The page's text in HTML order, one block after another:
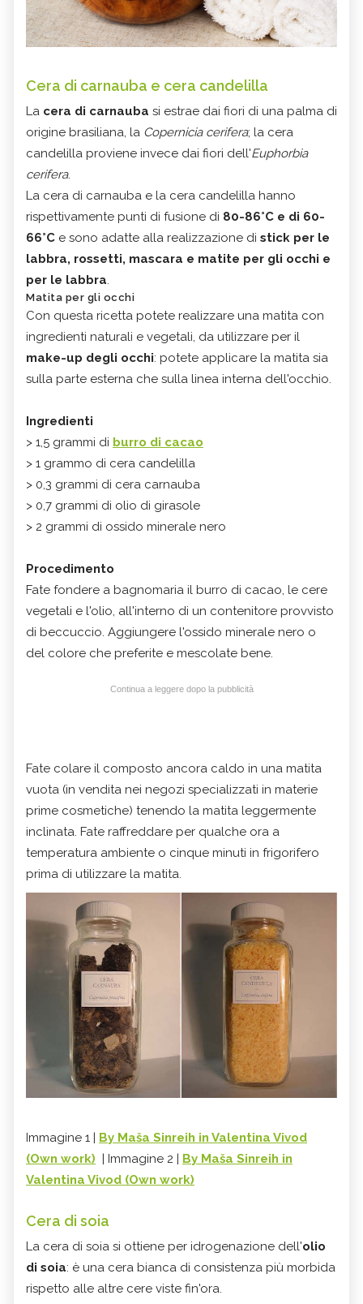
Cera di carnauba e cera candelilla
La cera di carnauba si estrae dai fiori di una palma di
origine brasiliana, la Copernicia cerifera; la cera
candelilla proviene invece dai fiori dell'Euphorbia
cerifera.
La cera di carnauba e la cera candelilla hanno
rispettivamente punti di fusione di 80-86°C e di 60-
66°C e sono adatte alla realizzazione di stick per le
labbra, rossetti, mascara e matite per gli occhi e
per le labbra.
Matita per gli occhi
Con questa ricetta potete realizzare una matita con
ingredienti naturali e vegetali, da utilizzare per il
make-up degli occhi: potete applicare la matita sia
sulla parte esterna che sulla linea interna dell'occhio.
Ingredienti
> 1,5 grammi di burro di cacao
> 1 grammo di cera candelilla
> 0,3 grammi di cera carnauba
> 0,7 grammi di olio di girasole
> 2 grammi di ossido minerale nero
Procedimento
Fate fondere a bagnomaria il burro di cacao, le cere
vegetali e l'olio, all'interno di un contenitore provvisto
di beccuccio. Aggiungere l'ossido minerale nero o
del colore che preferite e mescolate bene.
Continua a leggere dopo la pubblicità
Fate colare il composto ancora caldo in una matita
vuota (in vendita nei negozi specializzati in materie
prime cosmetiche) tenendo la matita leggermente
inclinata. Fate raffreddare per qualche ora a
temperatura ambiente o cinque minuti in frigorifero
prima di utilizzare la matita.
Immagine 1 | By Maša Sinreih in Valentina Vivod
(Own work) | Immagine 2 | By Maša Sinreih in
Valentina Vivod (Own work)
Cera di soia
La cera di soia si ottiene per idrogenazione dell'olio
di soia: è una cera bianca di consistenza più morbida
rispetto alle altre cere viste fin'ora.